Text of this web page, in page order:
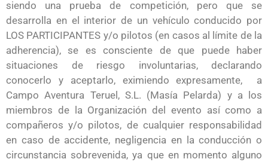
siendo una prueba de competición, pero que se
desarrolla en el interior de un vehículo conducido por
LOS PARTICIPANTES y/o pilotos (en casos al límite de la
adherencia), se es consciente de que puede haber
situaciones de riesgo involuntarias, declarando
conocerlo y aceptarlo, eximiendo expresamente, a
Campo Aventura Teruel, S.L. (Masía Pelarda) y a los
miembros de la Organización del evento así como a
compañeros y/o pilotos, de cualquier responsabilidad
en caso de accidente, negligencia en la conducción o
circunstancia sobrevenida, ya que en momento alguno